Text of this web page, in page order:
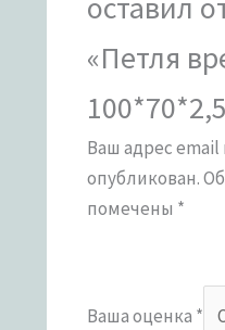
«Петля
Ваш адрес email
опубликован.
помечены *
Ваша оценка *